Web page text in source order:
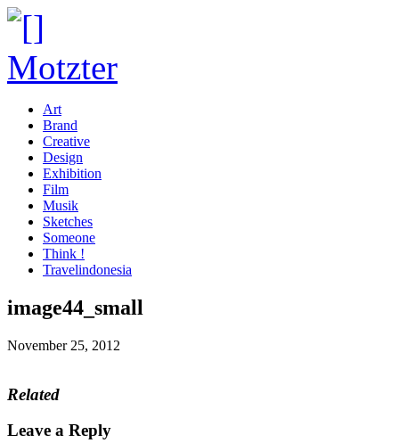
Art
Brand
Creative
Design
Exhibition
Film
Musik
Sketches
Someone
Think !
Travelindonesia
image44_small
November 25, 2012
Related
Leave a Reply